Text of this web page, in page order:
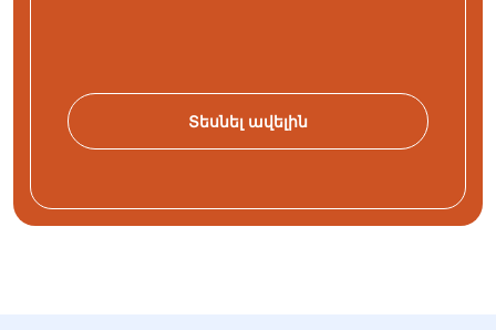
Տեսնել ավելին